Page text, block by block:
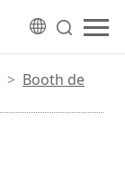
> Booth de